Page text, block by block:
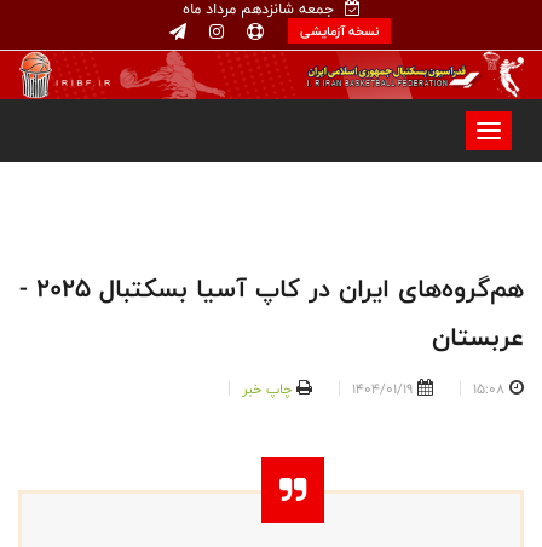
جمعه شانزدهم مرداد ماه
نسخه آزمایشی
هم‌گروه‌های ایران در کاپ آسیا بسکتبال ۲۰۲۵ -
عربستان
15:08
1404/01/19 چاپ خبر